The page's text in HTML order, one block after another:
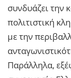
συνδυάζει την
πολιτιστική
με την
Παράλληλα,